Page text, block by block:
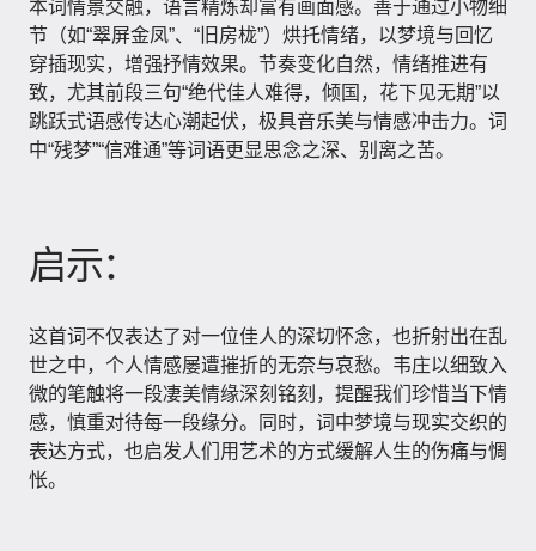
本词情景交融，语言精炼却富有画面感。善于通过小物细
节（如“翠屏金凤”、“旧房栊”）烘托情绪，以梦境与回忆
穿插现实，增强抒情效果。节奏变化自然，情绪推进有
致，尤其前段三句“绝代佳人难得，倾国，花下见无期”以
跳跃式语感传达心潮起伏，极具音乐美与情感冲击力。词
中“残梦”“信难通”等词语更显思念之深、别离之苦。
启示：
这首词不仅表达了对一位佳人的深切怀念，也折射出在乱
世之中，个人情感屡遭摧折的无奈与哀愁。韦庄以细致入
微的笔触将一段凄美情缘深刻铭刻，提醒我们珍惜当下情
感，慎重对待每一段缘分。同时，词中梦境与现实交织的
表达方式，也启发人们用艺术的方式缓解人生的伤痛与惆
怅。